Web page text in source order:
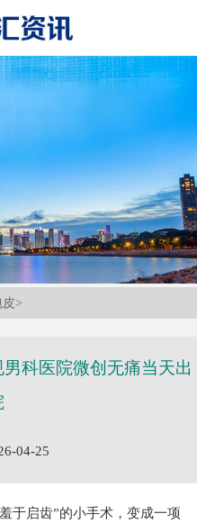
>
科医院微创无痛当天出
04-25
于启齿”的小手术，变成一项